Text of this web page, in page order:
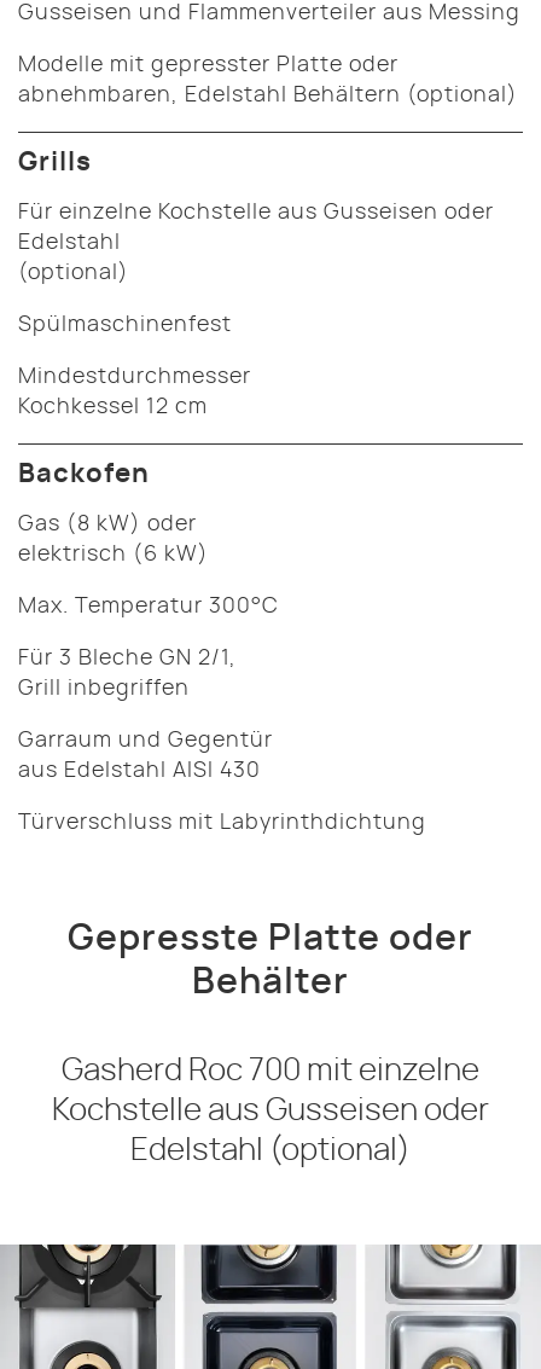
Gusseisen und Flammenverteiler aus Messing
Modelle mit gepresster Platte oder
abnehmbaren, Edelstahl Behältern (optional)
Grills
Für einzelne Kochstelle aus Gusseisen oder
Edelstahl
(optional)
Spülmaschinenfest
Mindestdurchmesser
Kochkessel 12 cm
Backofen
Gas (8 kW) oder
elektrisch (6 kW)
Max. Temperatur 300°C
Für 3 Bleche GN 2/1,
Grill inbegriffen
Garraum und Gegentür
aus Edelstahl AISI 430
Türverschluss mit Labyrinthdichtung
Gepresste Platte oder
Behälter
Gasherd Roc 700 mit einzelne
Kochstelle aus Gusseisen oder
Edelstahl (optional)